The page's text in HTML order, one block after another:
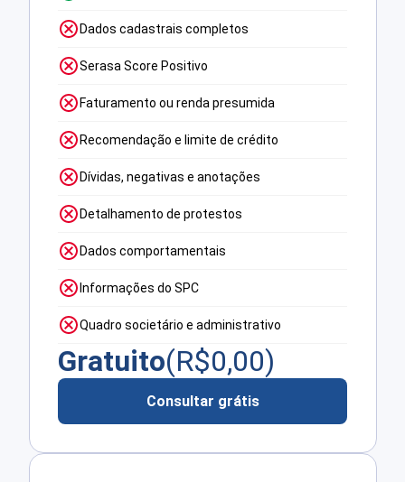
Dados cadastrais completos
Serasa Score Positivo
Faturamento ou renda presumida
Recomendação e limite de crédito
Dívidas, negativas e anotações
Detalhamento de protestos
Dados comportamentais
Informações do SPC
Quadro societário e administrativo
Gratuito(R$0,00)
Consultar grátis